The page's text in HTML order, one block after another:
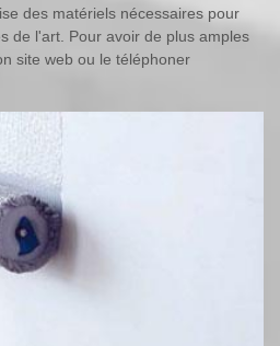
des matériels nécessaires pour
de l'art. Pour avoir de plus amples
site web ou le téléphoner